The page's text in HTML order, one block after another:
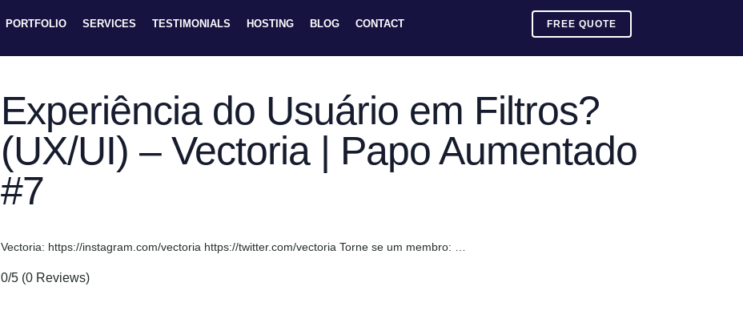
FREE QUOTE
PORTFOLIO SERVICES TESTIMONIALS HOSTING BLOG CONTACT
Experiência do Usuário em Filtros?
(UX/UI) – Vectoria | Papo Aumentado
#7
Vectoria: https://instagram.com/vectoria https://twitter.com/vectoria Torne se um membro: …
0/5 (0 Reviews)